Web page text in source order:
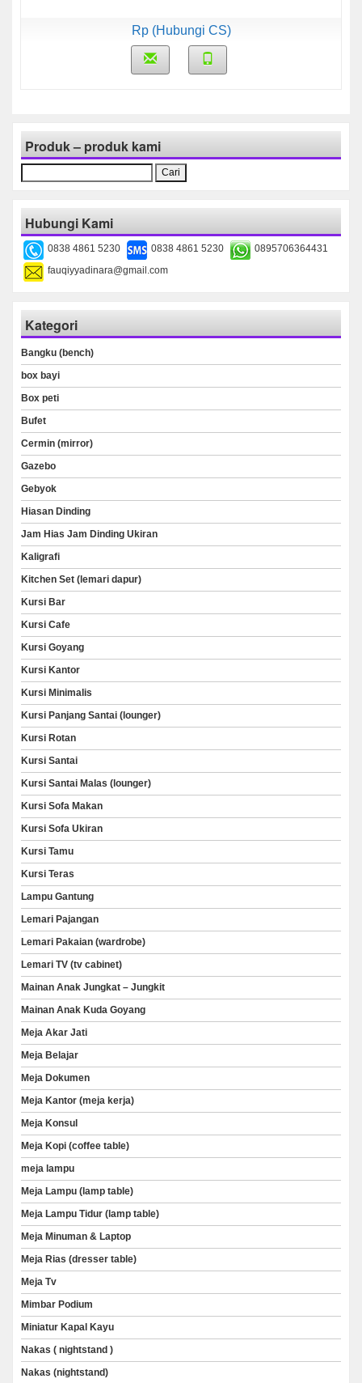
Rp (Hubungi CS)
Produk – produk kami
untuk:
Hubungi Kami
0838 4861 5230 0838 4861 5230
0895706364431
fauqiyyadinara@gmail.com
Kategori
Bangku (bench)
box bayi
Box peti
Bufet
Cermin (mirror)
Gazebo
Gebyok
Hiasan Dinding
Jam Hias Jam Dinding Ukiran
Kaligrafi
Kitchen Set (lemari dapur)
Kursi Bar
Kursi Cafe
Kursi Goyang
Kursi Kantor
Kursi Minimalis
Kursi Panjang Santai (lounger)
Kursi Rotan
Kursi Santai
Kursi Santai Malas (lounger)
Kursi Sofa Makan
Kursi Sofa Ukiran
Kursi Tamu
Kursi Teras
Lampu Gantung
Lemari Pajangan
Lemari Pakaian (wardrobe)
Lemari TV (tv cabinet)
Mainan Anak Jungkat – Jungkit
Mainan Anak Kuda Goyang
Meja Akar Jati
Meja Belajar
Meja Dokumen
Meja Kantor (meja kerja)
Meja Konsul
Meja Kopi (coffee table)
meja lampu
Meja Lampu (lamp table)
Meja Lampu Tidur (lamp table)
Meja Minuman & Laptop
Meja Rias (dresser table)
Meja Tv
Mimbar Podium
Miniatur Kapal Kayu
Nakas ( nightstand )
Nakas (nightstand)